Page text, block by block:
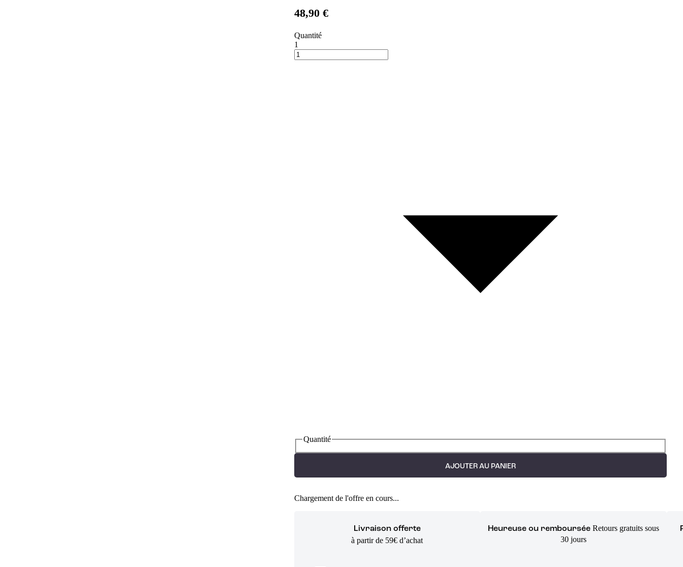
48,90 €
Quantité
1
Quantité
AJOUTER AU PANIER
Chargement de l'offre en cours...
Livraison offerte
à partir de 59€ d’achat
Heureuse ou remboursée Retours gratuits sous
30 jours